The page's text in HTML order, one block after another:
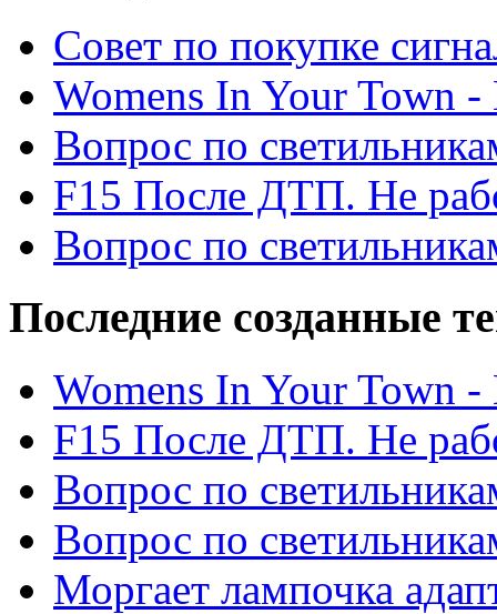
Cовет по покупке
Womens In Your Town
Вопрос по
F15 После ДТП. Не
Вопрос по
Последние созданные
Womens In Your Town
F15 После ДТП. Не
Вопрос по
Вопрос по
Моргает лампочка